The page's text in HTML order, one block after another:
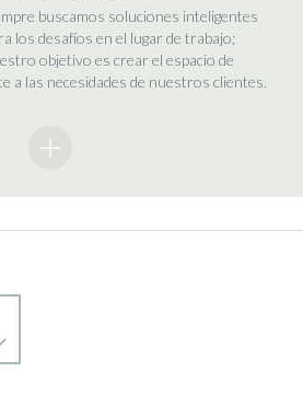
buscamos soluciones inteligentes
los desafíos en el lugar de trabajo;
objetivo es crear el espacio de
a las necesidades de nuestros clientes.